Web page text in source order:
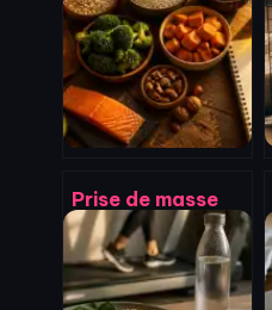
Prise de masse
musculaire : 300
kcal de surplus et
3 piliers pour
bâtir du muscle